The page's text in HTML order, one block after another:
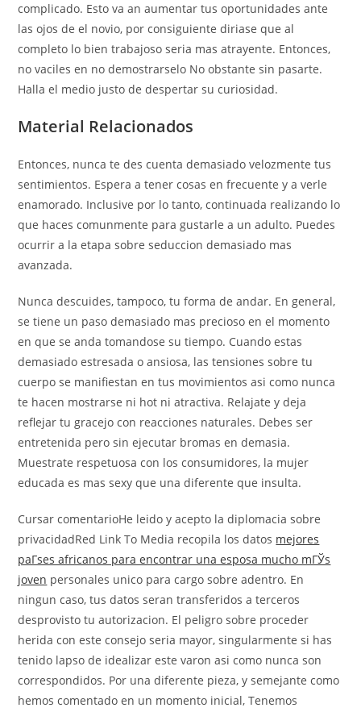
complicado. Esto va an aumentar tus oportunidades ante
las ojos de el novio, por consiguiente diriase que al
completo lo bien trabajoso seri­a mas atrayente. Entonces,
no vaciles en no demostrarselo No obstante sin pasarte.
Halla el medio justo de despertar su curiosidad.
Material Relacionados
Entonces, nunca te des cuenta demasiado velozmente tus
sentimientos. Espera a tener cosas en frecuente y a verle
enamorado. Inclusive por lo tanto, continuada realizando lo
que haces comunmente para gustarle a un adulto. Puedes
ocurrir a la etapa sobre seduccion demasiado mas
avanzada.
Nunca descuides, tampoco, tu forma de andar. En general,
se tiene un paso demasiado mas precioso en el momento
en que se anda tomandose su tiempo. Cuando estas
demasiado estresada o ansiosa, las tensiones sobre tu
cuerpo se manifiestan en tus movimientos asi­ como nunca
te hacen mostrarse ni hot ni atractiva. Relajate y deja
reflejar tu gracejo con reacciones naturales. Debes ser
entretenida pero sin ejecutar bromas en demasia.
Muestrate respetuosa con los consumidores, la mujer
educada es mas sexy que una diferente que insulta.
Cursar comentarioHe leido y acepto la diplomacia sobre
privacidadRed Link To Media recopila los datos mejores
paГ­ses africanos para encontrar una esposa mucho mГЎs
joven personales unico para cargo sobre adentro. En
ningun caso, tus datos seran transferidos a terceros
desprovisto tu autorizacion. El peligro sobre proceder
herida con este consejo seri­a mayor, singularmente si has
tenido lapso de idealizar este varon asi­ como nunca son
correspondidos. Por una diferente pieza, y semejante como
hemos comentado en un momento inicial, Tenemos